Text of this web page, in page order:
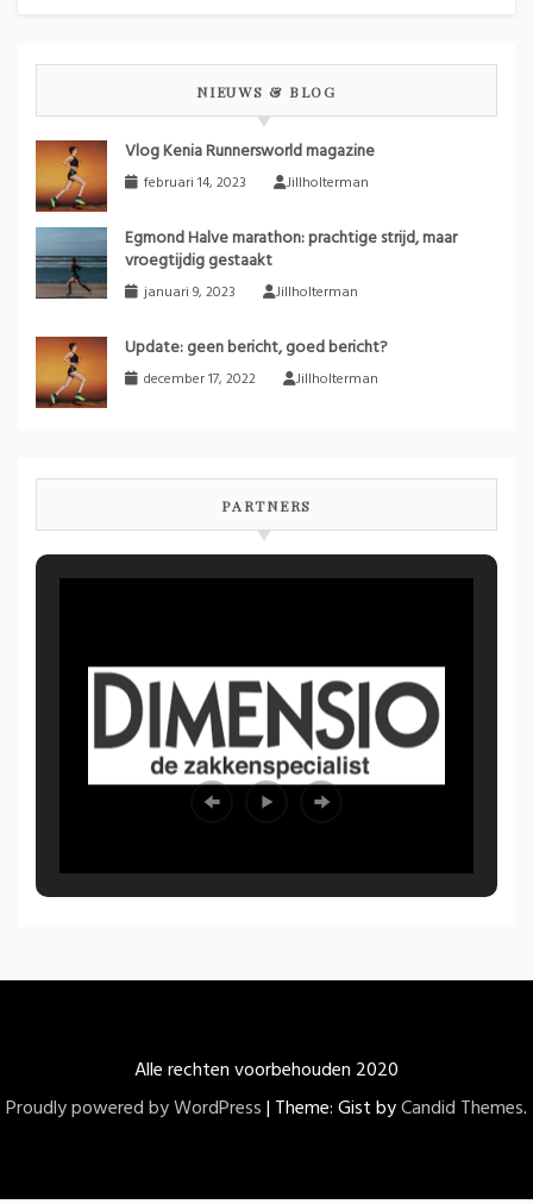
NIEUWS & BLOG
Vlog Kenia Runnersworld magazine
februari 14, 2023 Jillholterman
Egmond Halve marathon: prachtige strijd, maar
vroegtijdig gestaakt
januari 9, 2023 Jillholterman
Update: geen bericht, goed bericht?
december 17, 2022 Jillholterman
PARTNERS
Alle rechten voorbehouden 2020
Proudly powered by WordPress| Theme: Gist byCandid Themes.